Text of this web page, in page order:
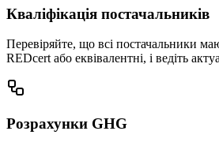
Кваліфікація постачальників
Перевіряйте, що всі постачальники
REDcert або еквівалентні, і ведіть
Розрахунки GHG